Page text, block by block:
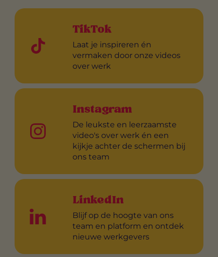
TikTok
Laat je inspireren én
vermaken door onze videos
over werk
Instagram
De leukste en leerzaamste
video's over werk én een
kijkje achter de schermen bij
ons team
LinkedIn
Blijf op de hoogte van ons
team en platform en ontdek
nieuwe werkgevers